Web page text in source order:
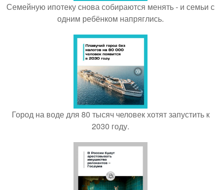
Семейную ипотеку снова собираются менять - и семьи с
одним ребёнком напряглись.
Город на воде для 80 тысяч человек хотят запустить к
2030 году.